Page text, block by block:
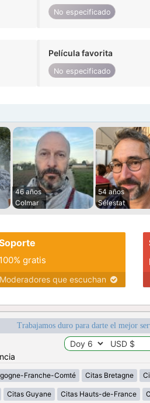
No especificado
Película favorita
No especificado
46 años
Colmar
54 años
Sélestat
100% gratis
Moderadores que escuchan
Trabajamos duro para darte el mejor
Franche-Comté Citas Bretagne
Citas Guyane Citas Hauts-de-France